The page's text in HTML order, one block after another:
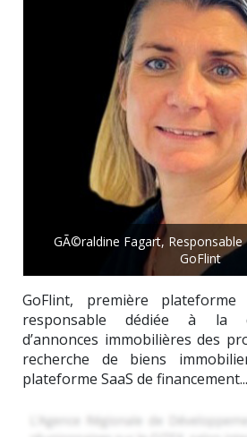
GÃ©raldine Fagart,
GoFlint
GoFlint, première
responsable dédiée à la
d’annonces immobilières des
recherche de biens
plateforme SaaS de financement...